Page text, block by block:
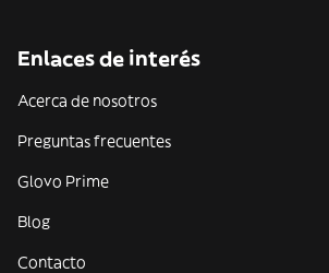
Enlaces de interés
Acerca de nosotros
Preguntas frecuentes
Glovo Prime
Blog
Contacto